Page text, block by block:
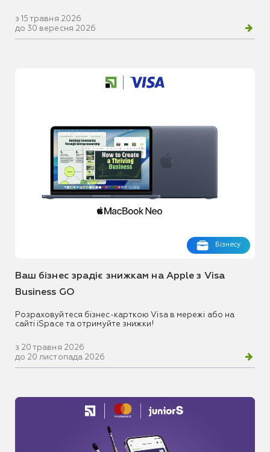
з 15 травня 2026
до 30 вересня 2026
Бізнесу
Ваш бізнес зрадіє знижкам на Apple з Visa
Business GO
Розраховуйтеся бізнес-карткою Visa в мережі або на
сайті iSpace та отримуйте знижки!
з 20 травня 2026
до 20 листопада 2026